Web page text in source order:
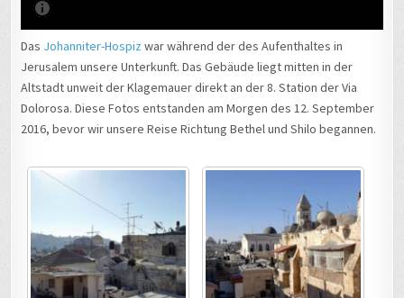
Das Johanniter-Hospiz war während der des Aufenthaltes in
Jerusalem unsere Unterkunft. Das Gebäude liegt mitten in der
Altstadt unweit der Klagemauer direkt an der 8. Station der Via
Dolorosa. Diese Fotos entstanden am Morgen des 12. September
2016, bevor wir unsere Reise Richtung Bethel und Shilo begannen.